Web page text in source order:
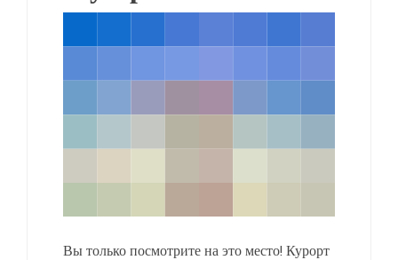
Вы только посмотрите на это место! Курорт